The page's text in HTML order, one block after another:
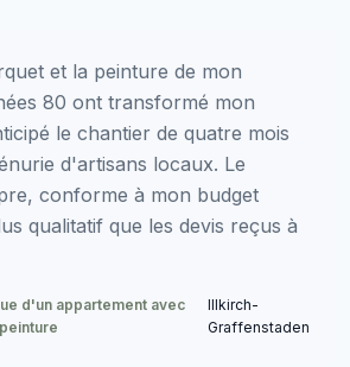
et la peinture de mon
80 ont transformé mon
le chantier de quatre mois
d'artisans locaux. Le
conforme à mon budget
qualitatif que les devis reçus à
d'un appartement avec
Illkirch-
Graffenstaden